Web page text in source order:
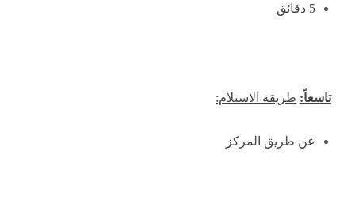
5 دقائق
تاسعاً: طريقة الاستلام:
عن طريق المركز